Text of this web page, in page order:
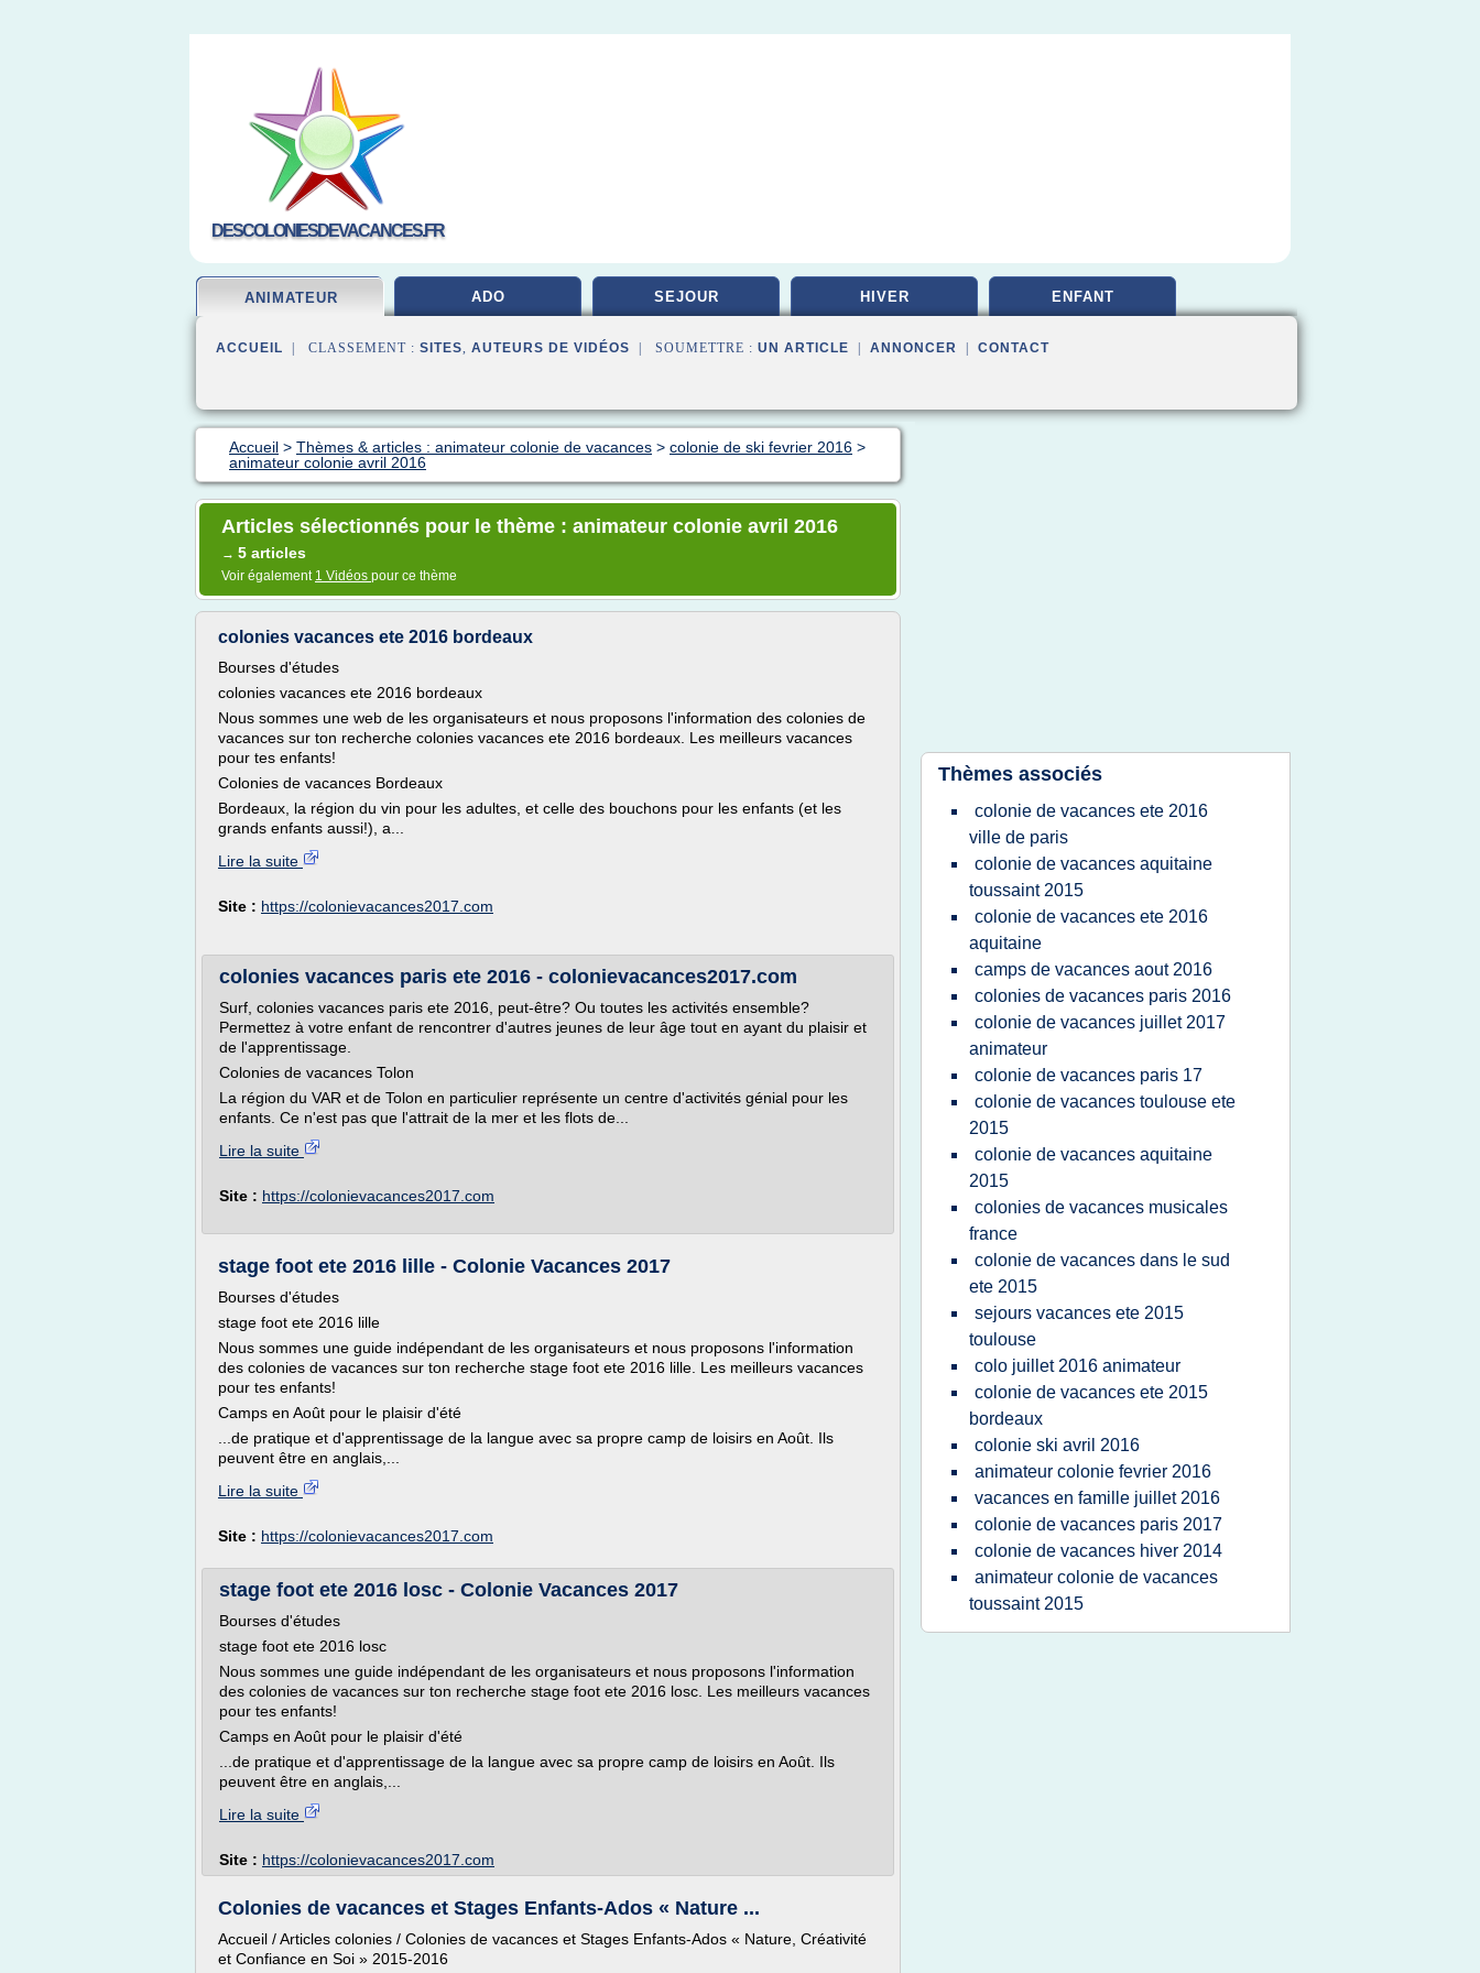
DESCOLONIESDEVACANCES.FR
ANIMATEUR ADO SEJOUR HIVER ENFANT
ACCUEIL | CLASSEMENT : SITES, AUTEURS DE VIDÉOS | SOUMETTRE : UN ARTICLE ANNONCER CONTACT
Accueil > Thèmes & articles : animateur colonie de vacances > colonie de ski fevrier 2016 >
animateur colonie avril 2016
Articles sélectionnés pour le thème : animateur colonie avril 2016
→ 5 articles
Voir également 1 Vidéos pour ce thème
colonies vacances ete 2016 bordeaux
Bourses d'études
colonies vacances ete 2016 bordeaux
Nous sommes une web de les organisateurs et nous proposons l'information des colonies de
vacances sur ton recherche colonies vacances ete 2016 bordeaux. Les meilleurs vacances
pour tes enfants!
Colonies de vacances Bordeaux
Bordeaux, la région du vin pour les adultes, et celle des bouchons pour les enfants (et les
grands enfants aussi!), a...
Lire la suite
Site : https://colonievacances2017.com
colonies vacances paris ete 2016 - colonievacances2017.com
Surf, colonies vacances paris ete 2016, peut-être? Ou toutes les activités ensemble?
Permettez à votre enfant de rencontrer d'autres jeunes de leur âge tout en ayant du plaisir et
de l'apprentissage.
Colonies de vacances Tolon
La région du VAR et de Tolon en particulier représente un centre d'activités génial pour les
enfants. Ce n'est pas que l'attrait de la mer et les flots de...
Lire la suite
Site : https://colonievacances2017.com
stage foot ete 2016 lille - Colonie Vacances 2017
Bourses d'études
stage foot ete 2016 lille
Nous sommes une guide indépendant de les organisateurs et nous proposons l'information
des colonies de vacances sur ton recherche stage foot ete 2016 lille. Les meilleurs vacances
pour tes enfants!
Camps en Août pour le plaisir d'été
...de pratique et d'apprentissage de la langue avec sa propre camp de loisirs en Août. Ils
peuvent être en anglais,...
Lire la suite
Site : https://colonievacances2017.com
stage foot ete 2016 losc - Colonie Vacances 2017
Bourses d'études
stage foot ete 2016 losc
Nous sommes une guide indépendant de les organisateurs et nous proposons l'information
des colonies de vacances sur ton recherche stage foot ete 2016 losc. Les meilleurs vacances
pour tes enfants!
Camps en Août pour le plaisir d'été
...de pratique et d'apprentissage de la langue avec sa propre camp de loisirs en Août. Ils
peuvent être en anglais,...
Lire la suite
Site : https://colonievacances2017.com
Colonies de vacances et Stages Enfants-Ados « Nature ...
Accueil / Articles colonies / Colonies de vacances et Stages Enfants-Ados « Nature, Créativité
et Confiance en Soi » 2015-2016
Thèmes associés
colonie de vacances ete 2016
ville de paris
colonie de vacances aquitaine
toussaint 2015
colonie de vacances ete 2016
aquitaine
camps de vacances aout 2016
colonies de vacances paris 2016
colonie de vacances juillet 2017
animateur
colonie de vacances paris 17
colonie de vacances toulouse ete
2015
colonie de vacances aquitaine
2015
colonies de vacances musicales
france
colonie de vacances dans le sud
ete 2015
sejours vacances ete 2015
toulouse
colo juillet 2016 animateur
colonie de vacances ete 2015
bordeaux
colonie ski avril 2016
animateur colonie fevrier 2016
vacances en famille juillet 2016
colonie de vacances paris 2017
colonie de vacances hiver 2014
animateur colonie de vacances
toussaint 2015